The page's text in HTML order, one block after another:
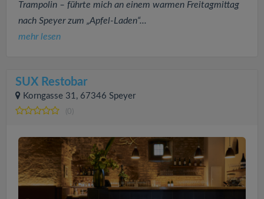
Trampolin – führte mich an einem warmen Freitagmittag
nach Speyer zum „Apfel-Laden“...
mehr lesen
SUX Restobar
Korngasse 31, 67346 Speyer
(0)